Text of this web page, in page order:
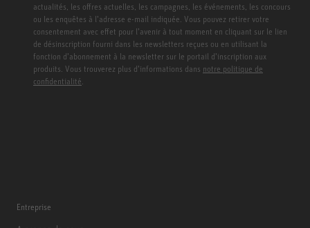
actualités, les offres actuelles, les campagnes, les événements, les concours
ou les enquêtes à l’adresse e-mail indiquée. Vous pouvez retirer votre
consentement avec effet pour l’avenir à tout moment en cliquant sur le lien
de désinscription fourni dans les newsletters reçues ou en utilisant la
fonction d’abonnement à la newsletter sur le portail d’inscription aux
produits. Vous trouverez plus d’informations dans notre politique de
confidentialité
Entreprise